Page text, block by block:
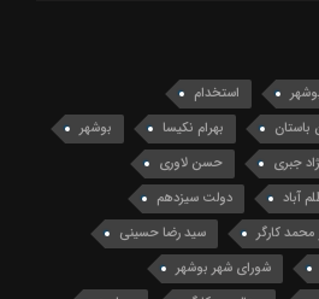
استخدام
باستان بهرام نکیسا
بوشهر
جبری
حسن لاوری
آباد
دولت سیزدهم
محمد کارگر
سید رضا حسینی
شورای شهر بوشهر